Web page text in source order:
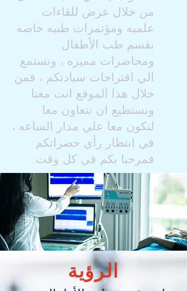
من خلال عرض للقاءات
علميه ومؤتمرات طبيه خاصه
بقسم طب الأطفال
ومحاضرات مميزه ، ونستمع
الي اقتراحات سيادتكم ، فمن
خلال هذا الموقع انت معنا
ونستطيع ان نتعاون معا
لنكون معا علي مدار الساعه ،
في انتظار رأي حضراتكم
فمرحبا بكم في كل وقت.
الرؤية